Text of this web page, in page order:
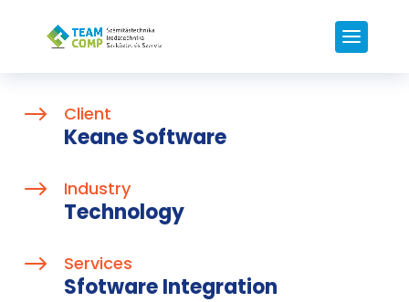
$ Client
Keane Software
$ Industry
Technology
$ Services
Sfotware Integration